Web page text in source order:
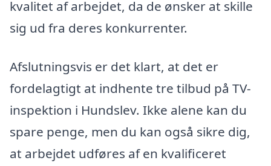
kvalitet af arbejdet, da de ønsker at skille
sig ud fra deres konkurrenter.
Afslutningsvis er det klart, at det er
fordelagtigt at indhente tre tilbud på TV-
inspektion i Hundslev. Ikke alene kan du
spare penge, men du kan også sikre dig,
at arbejdet udføres af en kvalificeret